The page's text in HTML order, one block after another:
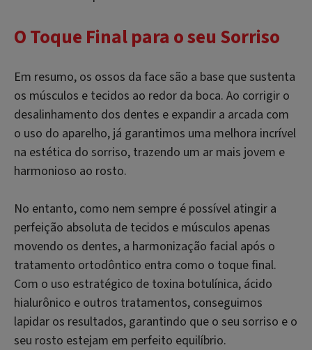
O Toque Final para o seu Sorriso
Em resumo, os ossos da face são a base que sustenta
os músculos e tecidos ao redor da boca. Ao corrigir o
desalinhamento dos dentes e expandir a arcada com
o uso do aparelho, já garantimos uma melhora incrível
na estética do sorriso, trazendo um ar mais jovem e
harmonioso ao rosto.
No entanto, como nem sempre é possível atingir a
perfeição absoluta de tecidos e músculos apenas
movendo os dentes, a harmonização facial após o
tratamento ortodôntico entra como o toque final.
Com o uso estratégico de toxina botulínica, ácido
hialurônico e outros tratamentos, conseguimos
lapidar os resultados, garantindo que o seu sorriso e o
seu rosto estejam em perfeito equilíbrio.